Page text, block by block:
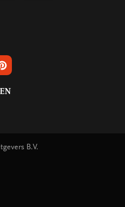
OP LINKEDIN
VOLG ONS OP PINTEREST
B.V.